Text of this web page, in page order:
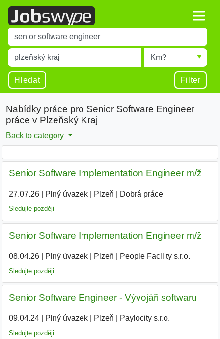
Title
Type 1 or more characters for results.
Místo
Type 1 or more characters for results.
Radius
Hledat Filter
Nabídky práce pro Senior Software Engineer
práce v Plzeňský Kraj
Back to category
Senior Software Implementation Engineer m/ž
27.07.26| Plný úvazek| Plzeň Dobrá práce
Sledujte později
Senior Software Implementation Engineer m/ž
08.04.26| Plný úvazek| Plzeň People Facility s.r.o.
Sledujte později
Senior Software Engineer - Vývojáři softwaru
09.04.24| Plný úvazek| Plzeň Paylocity s.r.o.
Sledujte později